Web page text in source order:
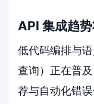
API 集成趋
低代码编排与
查询）正在普
荐与自动化错